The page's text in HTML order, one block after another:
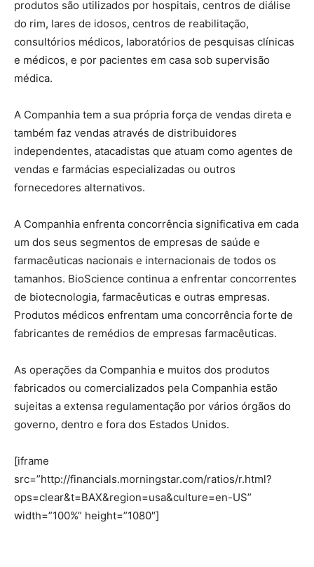
produtos são utilizados por hospitais, centros de diálise
do rim, lares de idosos, centros de reabilitação,
consultórios médicos, laboratórios de pesquisas clínicas
e médicos, e por pacientes em casa sob supervisão
médica.
A Companhia tem a sua própria força de vendas direta e
também faz vendas através de distribuidores
independentes, atacadistas que atuam como agentes de
vendas e farmácias especializadas ou outros
fornecedores alternativos.
A Companhia enfrenta concorrência significativa em cada
um dos seus segmentos de empresas de saúde e
farmacêuticas nacionais e internacionais de todos os
tamanhos. BioScience continua a enfrentar concorrentes
de biotecnologia, farmacêuticas e outras empresas.
Produtos médicos enfrentam uma concorrência forte de
fabricantes de remédios de empresas farmacêuticas.
As operações da Companhia e muitos dos produtos
fabricados ou comercializados pela Companhia estão
sujeitas a extensa regulamentação por vários órgãos do
governo, dentro e fora dos Estados Unidos.
[iframe
src=”http://financials.morningstar.com/ratios/r.html?
ops=clear&t=BAX&region=usa&culture=en-US”
width=”100%” height=”1080″]